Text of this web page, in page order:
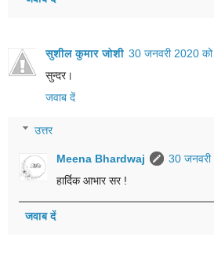
सुशील कुमार जोशी 30 जनवरी 2020
सुन्दर।
जवाब दें
उत्तर
Meena Bhardwaj
30
हार्दिक आभार सर !
जवाब दें